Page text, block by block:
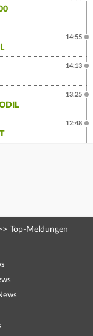
14:55
14:13
13:25
12:48
Top-Meldungen